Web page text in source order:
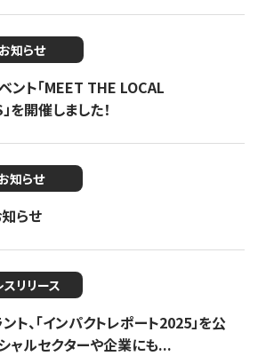
お知らせ
ント「MEET THE LOCAL
を開催しました！
知らせ
らせ
スリリース
ト、「インパクトレポート2025」を公
ャルセクターや企業にも...